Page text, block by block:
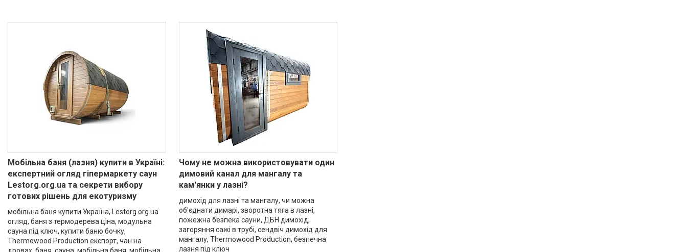
Мобільна баня (лазня) купити в Україні:
експертний огляд гіпермаркету саун
Lestorg.org.ua та секрети вибору
готових рішень для екотуризму
мобільна баня купити Україна, Lestorg.org.ua
огляд, баня з термодерева ціна, модульна
сауна під ключ, купити баню бочку,
Thermowood Production експорт, чан на
Чому не можна використовувати один
димовий канал для мангалу та
кам'янки у лазні?
димохід для лазні та мангалу, чи можна
об'єднати димарі, зворотна тяга в лазні,
пожежна безпека сауни, ДБН димохід,
загоряння сажі в трубі, сендвіч димохід для
мангалу, Thermowood Production, безпечна
лазня під ключ